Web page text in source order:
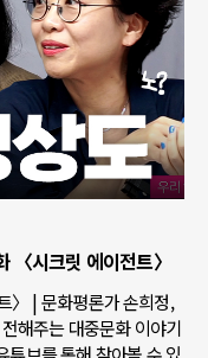
〈시크릿 에이전트〉
〉 | 문화평론가 손희정,
해주는 대중문화 이야기
튜브를 통해 찾아볼 수 있